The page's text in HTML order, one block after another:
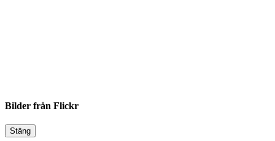
Bilder från Flickr
Stäng